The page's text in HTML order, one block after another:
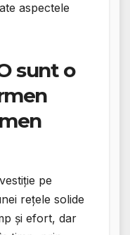
aspectele
sunt o
pe
rețele solide
și efort, dar